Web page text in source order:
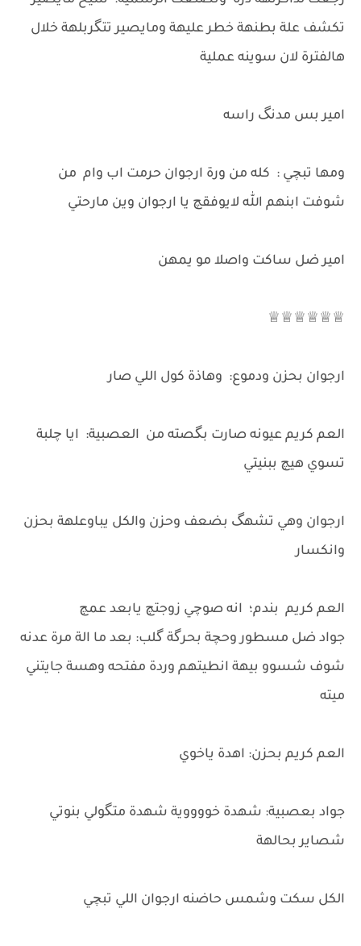
تكشف علة بطنهة خطر عليهة ومايصير تتگربلهة خلال
هالفترة لان سوينه عملية
امير بس مدنگ راسه
ومها تبچي : كله من ورة ارجوان حرمت اب وام من
شوفت ابنهم الله لايوفقچ يا ارجوان وين مارحتي
امير ضل ساكت واصلا مو يمهن
♕♕♕♕♕♕
ارجوان بحزن ودموع: وهاذة كول اللي صار
العم كريم عيونه صارت بگصته من العصبية: ايا چلبة
تسوي هيچ ببنيتي
ارجوان وهي تشهگ بضعف وحزن والكل يباوعلهة بحزن
وانكسار
العم كريم بندم؛ انه صوچي زوجتچ يابعد عمچ
جواد ضل مسطور وحچة بحرگة گلب: بعد ما الة مرة عدنه
شوف شسوو بيهة انطيتهم وردة مفتحه وهسة جايتني
ميته
العم كريم بحزن: اهدة ياخوي
جواد بعصبية: شهدة خووووية شهدة متگولي بنوتي
شصاير بحالهة
الكل سكت وشمس حاضنه ارجوان اللي تبچي